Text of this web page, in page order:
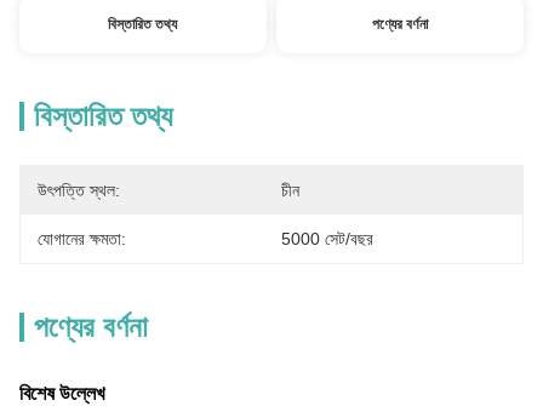
বিস্তারিত তথ্য পণ্যের বর্ণনা
বিস্তারিত তথ্য
উৎপত্তি স্থল: চীন
যোগানের ক্ষমতা: 5000 সেট/বছর
পণ্যের বর্ণনা
বিশেষ উল্লেখ